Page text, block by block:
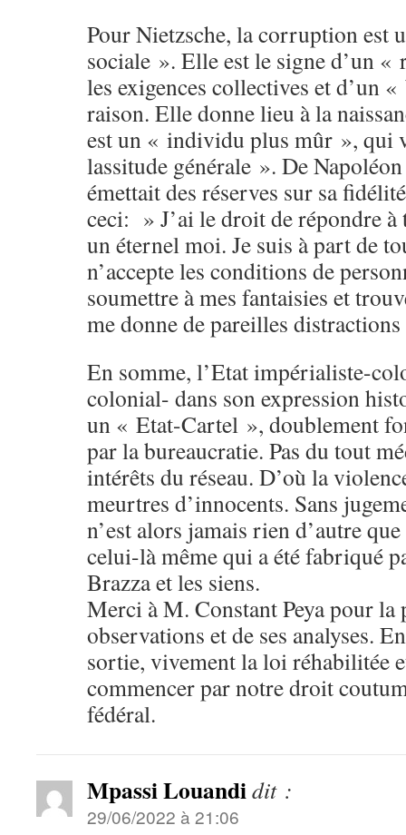
Pour Nietzsche, la corruption est
sociale ». Elle est le signe d’un «
les exigences collectives et d’un
raison. Elle donne lieu à la
est un « individu plus mûr », qui
lassitude générale ». De
émettait des réserves sur sa
ceci: » J’ai le droit de répondre à
un éternel moi. Je suis à part de
n’accepte les conditions de
soumettre à mes fantaisies et
me donne de pareilles
En somme, l’Etat impérialiste-
colonial- dans son expression
un « Etat-Cartel », doublement
par la bureaucratie. Pas du tout
intérêts du réseau. D’où la
meurtres d’innocents. Sans
n’est alors jamais rien d’autre
celui-là même qui a été fabriqué
Brazza et les siens.
Merci à M. Constant Peya pour la
observations et de ses analyses.
sortie, vivement la loi réhabilitée
commencer par notre droit
fédéral.
Mpassi Louandidit :
29/06/2022 à 21:06